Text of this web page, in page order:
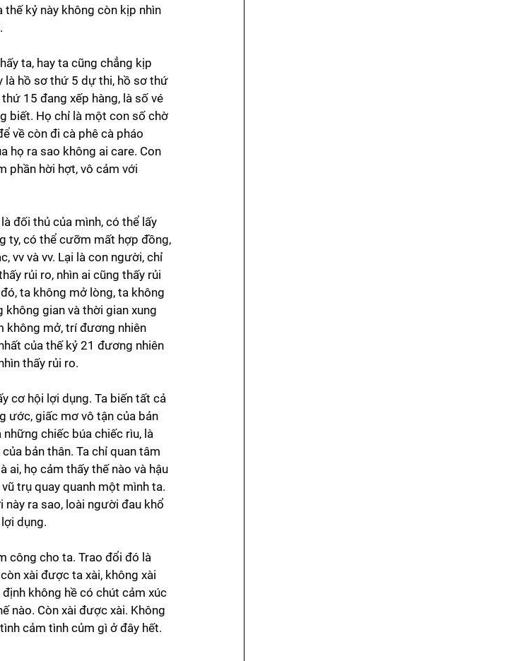
kỷ này không còn kịp nhìn
ta, hay ta cũng chẳng kịp
là hồ sơ thứ 5 dự thi, hồ sơ thứ
15 đang xếp hàng, là số vé
biết. Họ chỉ là một con số chờ
về còn đi cà phê cà pháo
họ ra sao không ai care. Con
phần hời hợt, vô cảm với
đối thủ của mình, có thể lấy
ty, có thể cưỡm mất hợp đồng,
vv và vv. Lại là con người, chỉ
rủi ro, nhìn ai cũng thấy rủi
ta không mở lòng, ta không
không gian và thời gian xung
không mở, trí đương nhiên
của thế kỷ 21 đương nhiên
thấy rủi ro.
cơ hội lợi dụng. Ta biến tất cả
ước, giấc mơ vô tận của bản
chiếc búa chiếc rìu, là
bản thân. Ta chỉ quan tâm
ai, họ cảm thấy thế nào và hậu
trụ quay quanh một mình ta.
này ra sao, loài người đau khổ
dụng.
công cho ta. Trao đổi đó là
xài được ta xài, không xài
không hề có chút cảm xúc
nào. Còn xài được xài. Không
cảm tình củm gì ở đây hết.